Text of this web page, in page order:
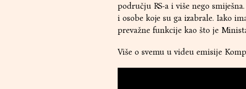
području RS-a i više nego
i osobe koje su ga izabrale. Iako
prevažne funkcije kao što je
Više o svemu u videu emisije